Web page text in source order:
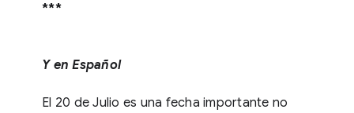
***
Y en Español
El 20 de Julio es una fecha importante no